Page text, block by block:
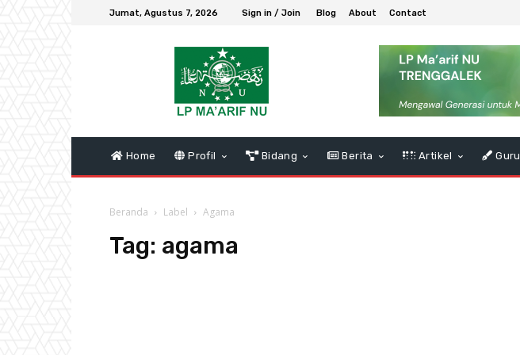
Jumat, Agustus 7, 2026 Sign in / Join Blog About Contact
Home Profil Bidang Berita Artikel Guru
Beranda Label Agama
Tag: agama